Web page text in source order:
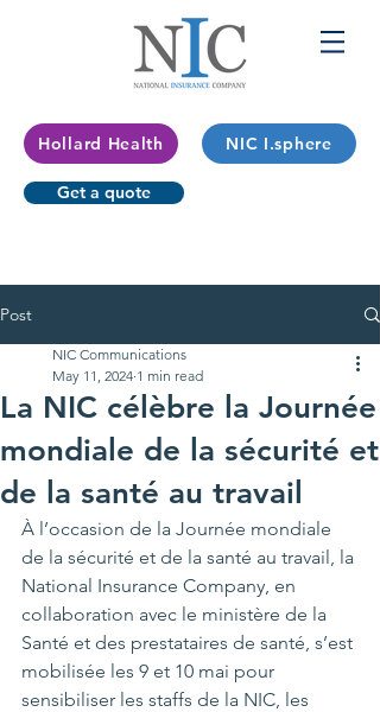
Hollard Health NIC I.sphere
Get a quote
Post
La NIC célèbre la Journée
mondiale de la sécurité et
de la santé au travail
NIC Communications
May 11, 2024 1 min read
À l’occasion de la Journée mondiale
de la sécurité et de la santé au travail, la
National Insurance Company, en
collaboration avec le ministère de la
Santé et des prestataires de santé, s’est
mobilisée les 9 et 10 mai pour
sensibiliser les staffs de la NIC, les